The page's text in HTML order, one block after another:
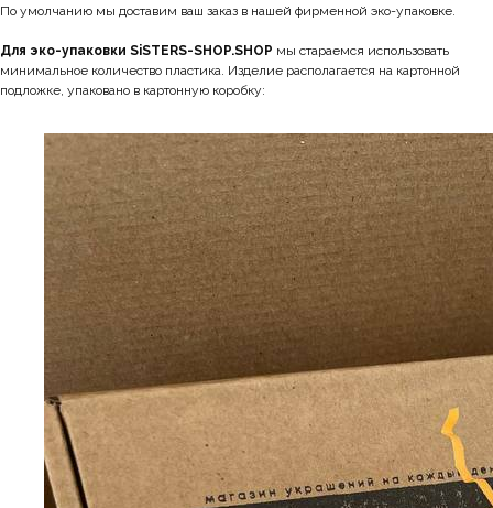
По умолчанию мы доставим ваш заказ в нашей фирменной эко-упаковке.
Для эко-упаковки SiSTERS-SHOP.SHOP мы стараемся использовать
минимальное количество пластика. Изделие располагается на картонной
подложке, упаковано в картонную коробку: